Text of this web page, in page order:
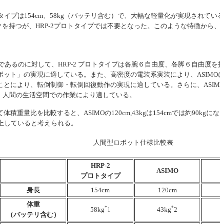
イプは154cm、58kg（バッテリ含む）で、大幅な軽量化が実現されて
持つが、HRP-2プロトタイプでは不要となった。このような特徴から
るのに対して、HRP-2 プロトタイプは各腕６自由度、各脚６自由度
ト」の実現に適している。また、高密度の電装系実装により、
により、転倒制御・転倒回復動作の実現に適している。さらに、
間の生活空間での作業により適している。
積重量比を比較すると、ASIMOの120cm,43kgは154cmでは約90kgに
ていると考えられる。
人間型ロボット仕様比較表
HRP-2
プロトタイプ
ASIMO
身長 154cm 120cm
体重
（バッテリ含む）
58kg* 1 43kg*2